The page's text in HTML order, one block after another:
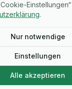
MOLLIE
·Cookie-
Einstellungen“
.
Nur notwendige
Einstellungen
Alle akzeptieren